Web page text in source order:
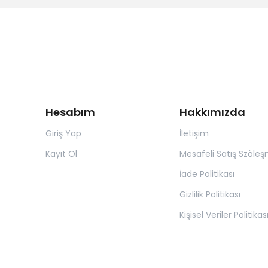
Hesabım
Giriş Yap
Kayıt Ol
Hakkımızda
İletişim
Mesafeli Satış
İade Politikası
Gizlilik Politikası
Kişisel Veriler Politikası